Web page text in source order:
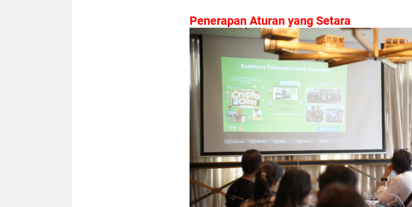
Penerapan Aturan yang Setara